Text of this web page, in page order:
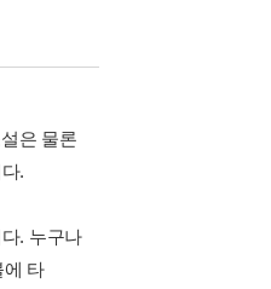
은 물론
.
. 누구나
에 타